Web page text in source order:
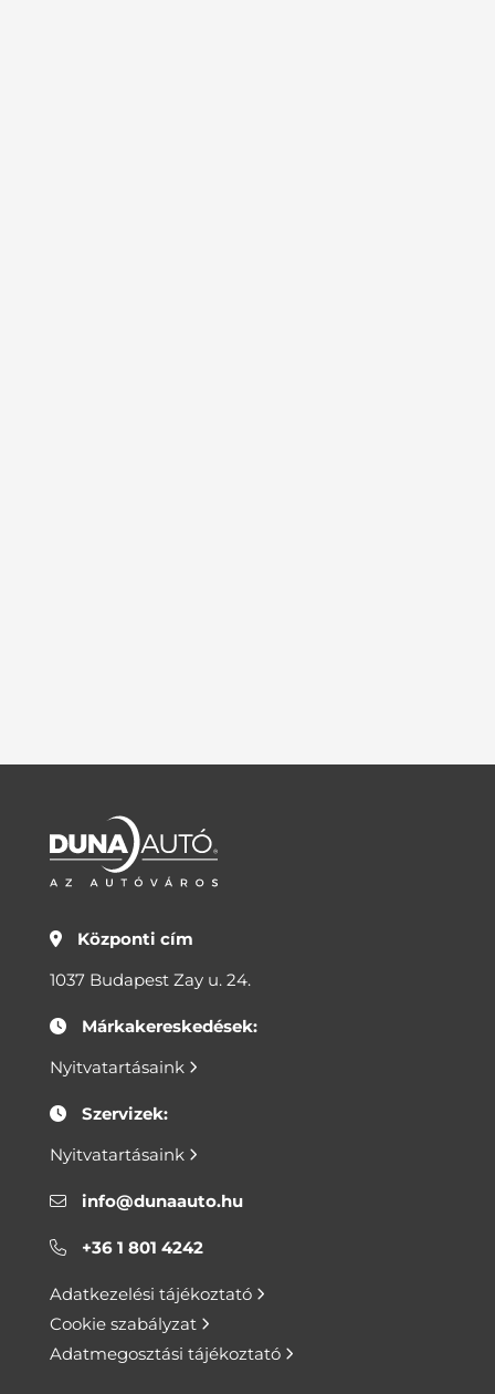
Központi cím
1037 Budapest Zay u. 24.
Márkakereskedések:
Nyitvatartásaink
Szervizek:
Nyitvatartásaink
info@dunaauto.hu
+36 1 801 4242
Adatkezelési tájékoztató
Cookie szabályzat
Adatmegosztási tájékoztató